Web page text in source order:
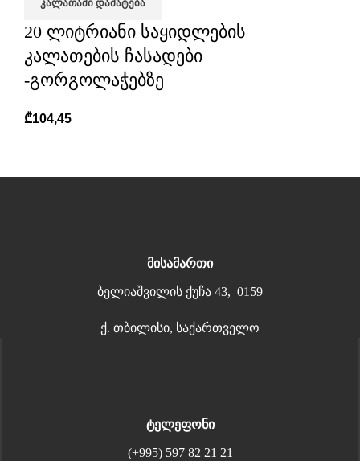
ᲙᲐᲚᲐᲗᲐᲨᲘ ᲓᲐᲛᲐᲢᲔᲑᲐ
20 ლიტრიანი საყიდლების
კალათების ჩასადები
-გორგოლაჭებზე
₾104,45
მისამართი
ბელიაშვილის ქუჩა 43, 0159
ქ. თბილისი, საქართველო
ტელეფონი
(+995) 597 82 21 21